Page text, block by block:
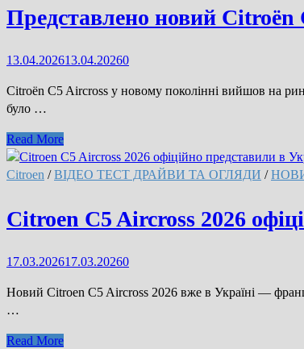
вийшов
у
виконанні
Представлено новий Citroën
13.04.202613.04.20260
Citroën C5 Aircross у новому поколінні вийшов на
було …
Представлено
новий
Citroën
Aircross
2026
Read More
Citroen /ВІДЕО ТЕСТ ДРАЙВИ ТА ОГЛЯДИ /
Citroen C5 Aircross 2026
17.03.202617.03.20260
Новий Citroen C5 Aircross 2026 вже в Україні —
…
Citroen
Read More